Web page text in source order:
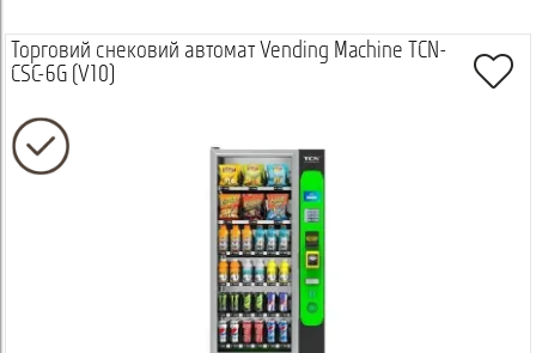
Торговий снековий автомат Vending Machine TCN-
CSC-6G (V10)